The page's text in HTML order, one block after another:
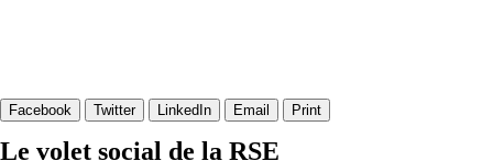
Facebook Twitter LinkedIn Email Print
Le volet social de la RSE